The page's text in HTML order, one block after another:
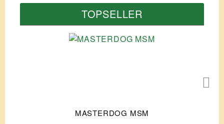
TOPSELLER
MASTERDOG MSM